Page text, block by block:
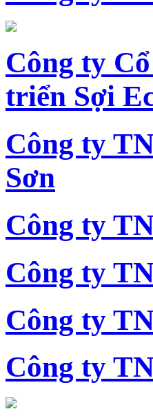
Công ty
triển Sợi
Công ty
Sơn
Công ty
Công ty
Công ty
Công ty